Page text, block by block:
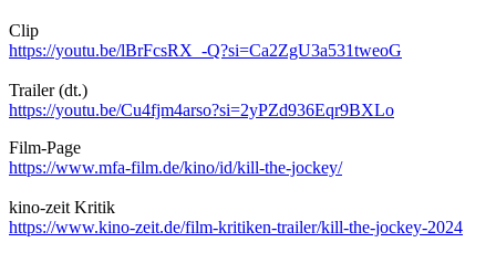
Clip
https://youtu.be/lBrFcsRX_-Q?si=Ca2ZgU3a531tweoG
Trailer (dt.)
https://youtu.be/Cu4fjm4arso?si=2yPZd936Eqr9BXLo
Film-Page
https://www.mfa-film.de/kino/id/kill-the-jockey/
kino-zeit Kritik
https://www.kino-zeit.de/film-kritiken-trailer/kill-the-jockey-2024